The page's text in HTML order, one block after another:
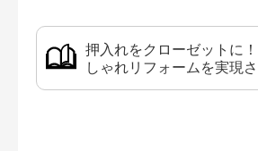
押入れをクローゼットに
しゃれリフォームを実現